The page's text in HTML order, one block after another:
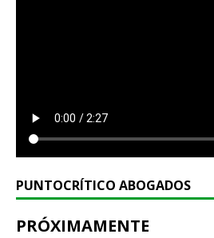
PUNTOCRÍTICO ABOGADOS
PRÓXIMAMENTE